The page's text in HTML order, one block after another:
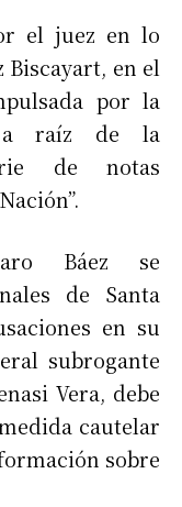
el juez en lo
Biscayart, en el
por la
a raíz de la
de notas
Báez se
de Santa
en su
subrogante
Vera, debe
cautelar
sobre